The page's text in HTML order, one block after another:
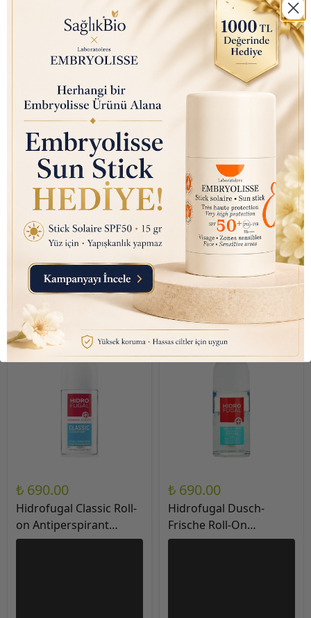
₺ 750.00
Hidrofugal Fuss Sprey
Deodorant 150 ml
₺ 750.00
Hidrofugal Men Frisch
& Stark Deo Sprey (Anti-
Sepete Ekle
₺ 690.00
Hidrofugal Classic Roll-
on Antiperspirant
(Güçlü Koruma)
₺ 690.00
Hidrofugal Dusch-
Frische Roll-On
Antiperspirant (Güçlü